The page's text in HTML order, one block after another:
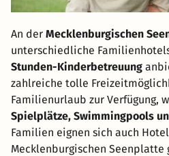
An der Mecklenburgischen
unterschiedliche
Stunden-Kinderbetreuung
zahlreiche tolle
Familienurlaub zur Verfügung,
Spielplätze, Swimmingpools
Familien eignen sich auch
Mecklenburgischen Seenplatte